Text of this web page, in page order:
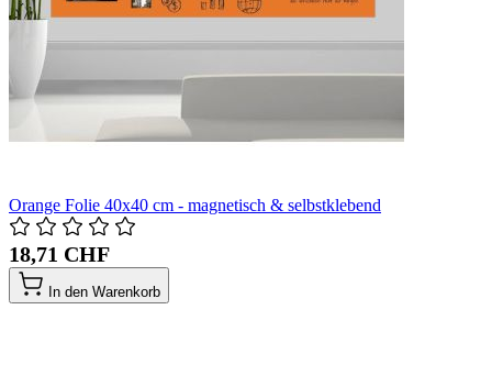
Orange Folie 40x40 cm - magnetisch & selbstklebend
18,71 CHF
In den Warenkorb